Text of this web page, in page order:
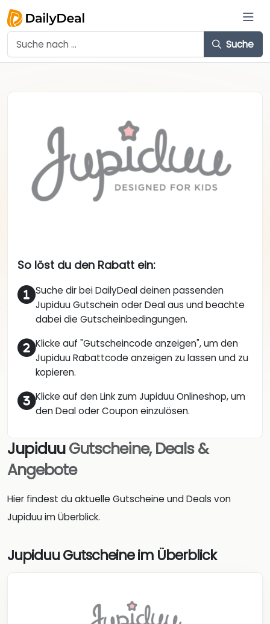
Suche
So löst du den Rabatt ein:
Suche dir bei DailyDeal deinen passenden
Jupiduu Gutschein oder Deal aus und beachte
dabei die Gutscheinbedingungen.
Klicke auf "Gutscheincode anzeigen", um den
Jupiduu Rabattcode anzeigen zu lassen und zu
kopieren.
Klicke auf den Link zum Jupiduu Onlineshop, um
den Deal oder Coupon einzulösen.
JupiduuGutscheine, Deals &
Angebote
Hier findest du aktuelle Gutscheine und Deals von
Jupiduu im Überblick.
Jupiduu Gutscheine im Überblick